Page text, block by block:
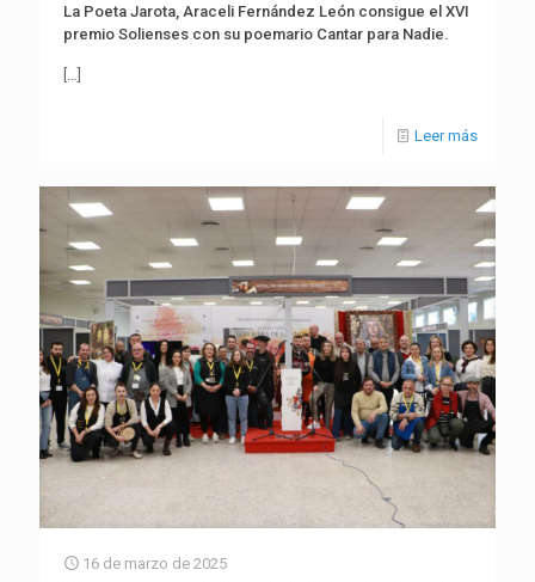
La Poeta Jarota, Araceli Fernández León consigue el XVI
premio Solienses con su poemario Cantar para Nadie.
[…]
Leer más
16 de marzo de 2025